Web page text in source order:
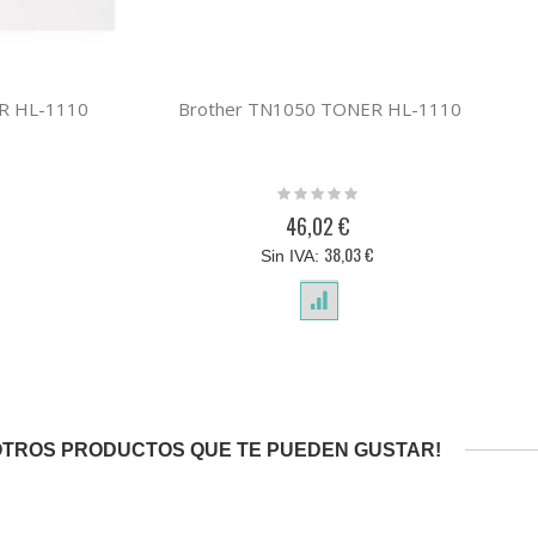
HL-1110 Brother TN1050 TONER HL-1110
Rating:
46,02 €
38,03 €
PRODUCTOS QUE TE PUEDEN GUSTAR!